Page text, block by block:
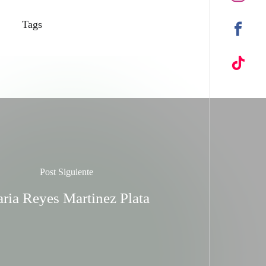
Tags
Post Siguiente
Reyes Martinez Plata